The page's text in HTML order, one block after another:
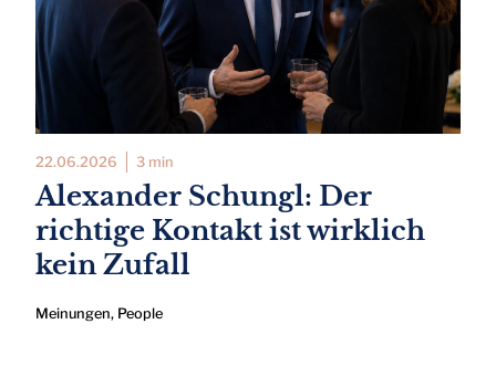
22.06.2026 3 min
Alexander Schungl: Der
richtige Kontakt ist wirklich
kein Zufall
Meinungen, People